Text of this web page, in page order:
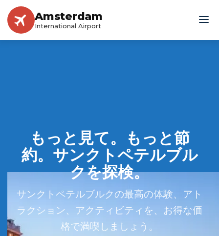
Amsterdam
International Airport
もっと見て。もっと節
約。サンクトペテルブル
クを探検。
サンクトペテルブルクの最高の体験、アト
ラクション、アクティビティを、お得な価
格で満喫しましょう。